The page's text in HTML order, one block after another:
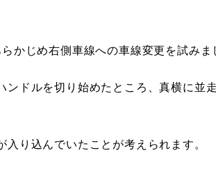
かじめ右側車線への車線変更を試みま
ドルを切り始めたところ、真横に並
り込んでいたことが考えられます。